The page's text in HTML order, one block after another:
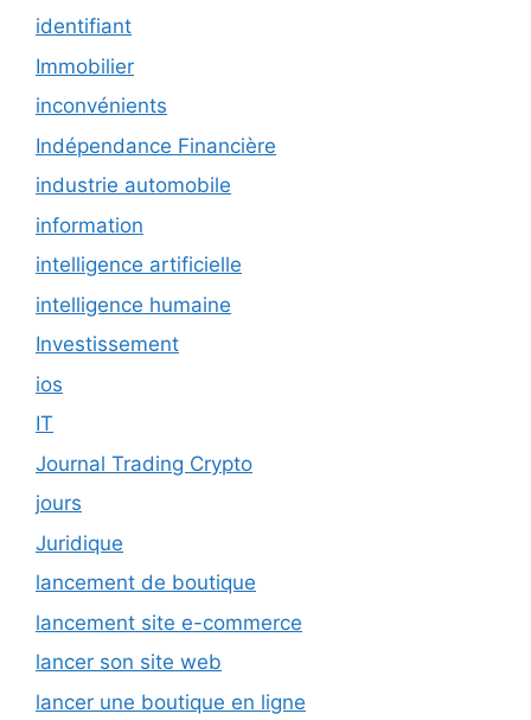
identifiant
Immobilier
inconvénients
Indépendance Financière
industrie automobile
information
intelligence artificielle
intelligence humaine
Investissement
ios
IT
Journal Trading Crypto
jours
Juridique
lancement de boutique
lancement site e-commerce
lancer son site web
lancer une boutique en ligne